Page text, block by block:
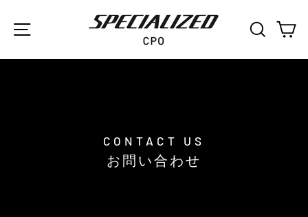
サイトナビゲーション SEARCH
CONTACT US
お問い合わせ